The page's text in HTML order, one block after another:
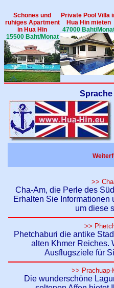
Schönes und
ruhiges Apartment
in Hua Hin
15500 Baht/Monat
Private Pool Villa
Hua Hin mieten
47000 Baht/
>>
Cha-Am, die Perle des
Erhalten Sie Informationen
um diese
>>
Phetchaburi die antike
alten Khmer Reiches.
Ausflugsziele für
>> Prachuap-
Die wunderschöne